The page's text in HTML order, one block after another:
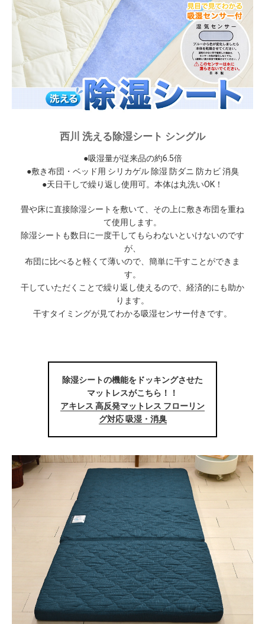
西川 洗える除湿シート シングル
●吸湿量が従来品の約6.5倍
●敷き布団・ベッド用 シリカゲル 除湿 防ダニ 防カビ 消臭
●天日干しで繰り返し使用可。本体は丸洗いOK！
畳や床に直接除湿シートを敷いて、その上に敷き布団を重ね
て使用します。
除湿シートも数日に一度干してもらわないといけないのです
が、
布団に比べると軽くて薄いので、簡単に干すことができま
す。
干していただくことで繰り返し使えるので、経済的にも助か
ります。
干すタイミングが見てわかる吸湿センサー付きです。
除湿シートの機能をドッキングさせた
マットレスがこちら！！
アキレス 高反発マットレス フローリン
グ対応 吸湿・消臭